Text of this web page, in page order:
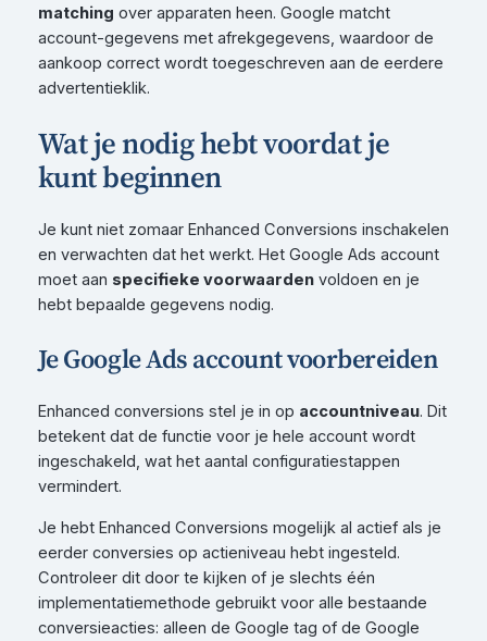
matching over apparaten heen. Google matcht
account-gegevens met afrekgegevens, waardoor de
aankoop correct wordt toegeschreven aan de eerdere
advertentieklik.
Wat je nodig hebt voordat je
kunt beginnen
Je kunt niet zomaar Enhanced Conversions inschakelen
en verwachten dat het werkt. Het Google Ads account
moet aan specifieke voorwaardenvoldoen en je
hebt bepaalde gegevens nodig.
Je Google Ads account voorbereiden
Enhanced conversions stel je in op accountniveau. Dit
betekent dat de functie voor je hele account wordt
ingeschakeld, wat het aantal configuratiestappen
vermindert.
Je hebt Enhanced Conversions mogelijk al actief als je
eerder conversies op actieniveau hebt ingesteld.
Controleer dit door te kijken of je slechts één
implementatiemethode gebruikt voor alle bestaande
conversieacties: alleen de Google tag of de Google